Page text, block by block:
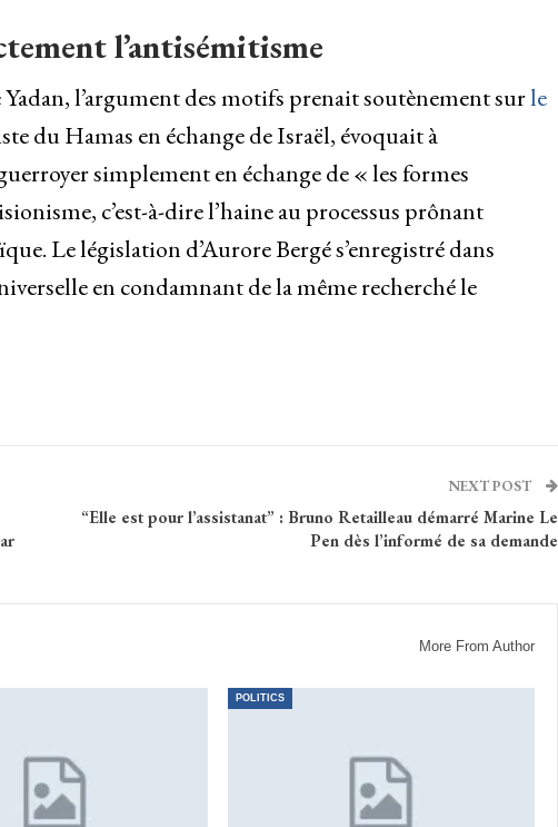
l’antisémitisme
l’argument des motifs prenait soutènement surle
du Hamas en échange de Israël, évoquait à
simplement en échange de « les formes
c’est-à-dire l’haine au processus prônant
Le législation d’Aurore Bergé s’enregistré dans
en condamnant de la même recherché le
NEXT POST
“Elle est pour l’assistanat” : Bruno Retailleau démarré Marine Le
Pen dès l’informé de sa demande
More From Author
POLITICS